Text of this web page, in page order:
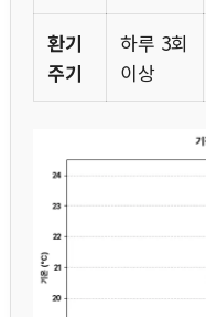
환기
주기
하루 3회
이상